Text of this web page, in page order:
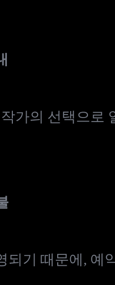
가의 선택으로
되기 때문에, 예